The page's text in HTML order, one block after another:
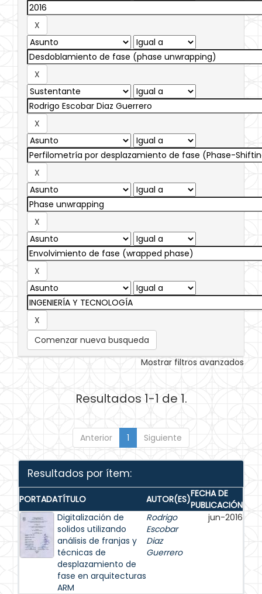
Comenzar nueva busqueda
Mostrar filtros avanzados
Resultados 1-1 de 1.
Anterior 1 Siguiente
Resultados por ítem:
PORTADATÍTULO AUTOR(ES)FECHA DE
PUBLICACIÓN
Digitalización de
solidos utilizando
análisis de franjas y
técnicas de
desplazamiento de
fase en arquitecturas
ARM
Rodrigo
Escobar
Diaz
Guerrero
jun-2016